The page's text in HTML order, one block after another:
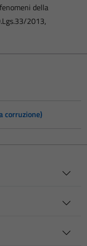
della
2013,
corruzione)